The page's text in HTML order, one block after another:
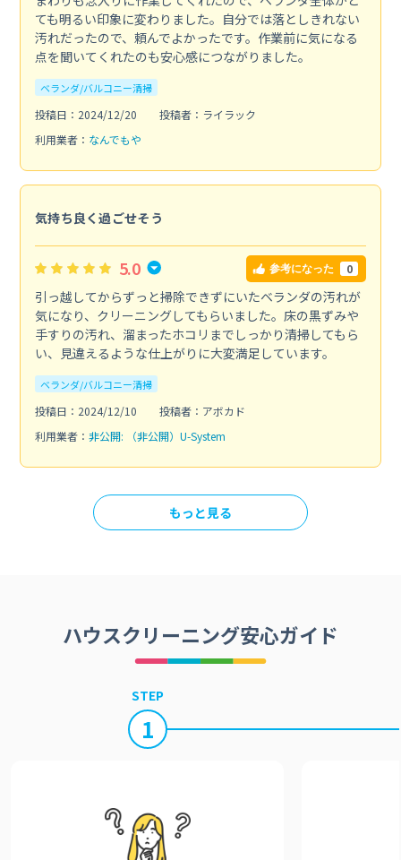
ても明るい印象に変わりました。自分では落としきれない
汚れだったので、頼んでよかったです。作業前に気になる
点を聞いてくれたのも安心感につながりました。
ベランダ/バルコニー清掃
投稿日：2024/12/20
投稿者：ライラック
利用業者： なんでもや
気持ち良く過ごせそう
5.0 参考になった 0
引っ越してからずっと掃除できずにいたベランダの汚れが
気になり、クリーニングしてもらいました。床の黒ずみや
手すりの汚れ、溜まったホコリまでしっかり清掃してもら
い、見違えるような仕上がりに大変満足しています。
ベランダ/バルコニー清掃
投稿日：2024/12/10
投稿者：アボカド
利用業者： 非公開: （非公開）U-System
もっと見る
ハウスクリーニング安心ガイド
STEP
1